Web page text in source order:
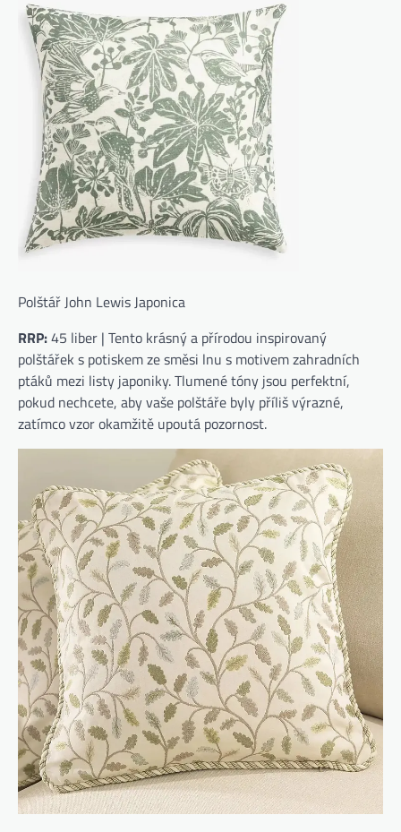
Polštář John Lewis Japonica
RRP:45 liber | Tento krásný a přírodou inspirovaný
polštářek s potiskem ze směsi lnu s motivem zahradních
ptáků mezi listy japoniky. Tlumené tóny jsou perfektní,
pokud nechcete, aby vaše polštáře byly příliš výrazné,
zatímco vzor okamžitě upoutá pozornost.